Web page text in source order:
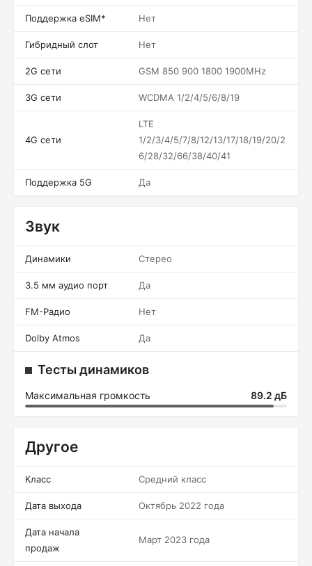
Поддержка eSIM* Нет
Гибридный слот Нет
2G сети GSM 850 900 1800 1900MHz
3G сети WCDMA 1/2/4/5/6/8/19
4G сети
LTE
1/2/3/4/5/7/8/12/13/17/18/19/20/2
6/28/32/66/38/40/41
Поддержка 5G Да
Звук
Динамики Стерео
3.5 мм аудио порт Да
FM-Радио Нет
Dolby Atmos Да
Тесты динамиков
Максимальная громкость 89.2 дБ
Другое
Класс Средний класс
Дата выхода Октябрь 2022 года
Дата начала
продаж
Март 2023 года